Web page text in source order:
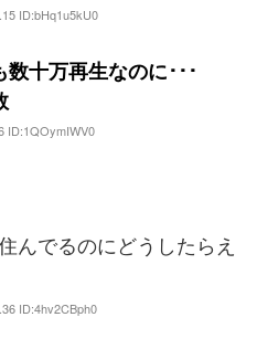
ID:bHq1u5kU0
十万再生なのに･･･
ID:1QOymIWV0
んでるのにどうしたらえ
ID:4hv2CBph0